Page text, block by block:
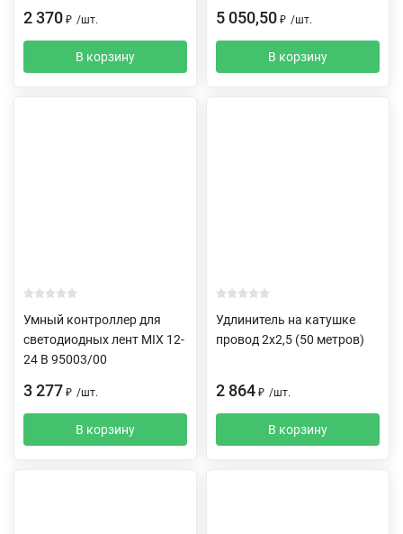
2 370 ₽ /шт.
В корзину
5 050,50 ₽ /шт.
В корзину
Умный контроллер для
светодиодных лент MIX 12-
24 В 95003/00
3 277 ₽ /шт.
В корзину
Удлинитель на катушке
провод 2х2,5 (50 метров)
2 864 ₽ /шт.
В корзину